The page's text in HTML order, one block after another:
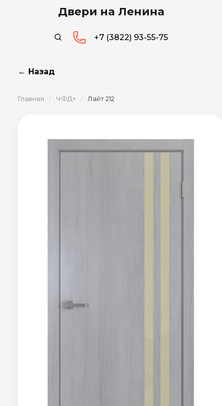
Двери на Ленина
+7 (3822) 93-55-75
← Назад
Главная / ЧФД+ / Лайт 212